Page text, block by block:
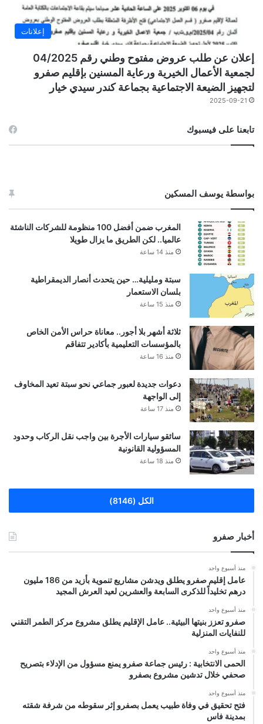
إعلانات
إعلان عن طلب عروض مفتوح وطني رقم 04/2025
لجمعية الأعمال الخيرية ورعاية المسنين بإقليم صفرو
لتجهيز الضيعة الاجتماعية بجماعة كندر سيدي خيار
2025-09-21
تابعنا على فيسبوك
بواسطة يوسف المسكين
المغرب ضمن أفضل 100 منظومة للشركات الناشئة
عالميا.. لكن الطريق ما يزال طويلا
منذ 14 ساعة
سبتة ومليلية… حين يتحدث أنصار الديمقراطية
بلسان الاستعمار
منذ 15 ساعة
ثلاثة أشهر بلا أجور.. معاناة حراس الأمن الخاص
بالمؤسسات التعليمية بأكادير تتفاقم
منذ 16 ساعة
دعوات جديدة لعبور جماعي نحو سبتة تعيد المخاوف
إلى الواجهة
منذ 17 ساعة
سائقو سيارات الأجرة بين واجب نقل الركاب وحدود
المسؤولية القانونية
منذ 18 ساعة
الكل (8146)
أخبار صفرو
منذ أسبوع واحد
عامل إقليم صفرو يطلق ويدشن مشاريع تنموية بأزيد من 186 مليون
درهم تخليداً للذكرى السابعة والعشرين لعيد العرش المجيد
منذ أسبوع واحد
صفرو تعزز بنيتها البيئية.. عامل الإقليم يطلق مشروع مركز الطمر التقني
للنفايات المنزلية
منذ أسبوع واحد
الحمى الانتخابية : رئيس جماعة صفرو يمنع مسؤول من الإدلاء بتصريح
صحفي خلال تدشين مشروع بصفرو
منذ أسبوع واحد
فتح تحقيق في وفاة طبيب يعمل بصفرو إثر سقوطه من شرفة شقته
بمدينة فاس